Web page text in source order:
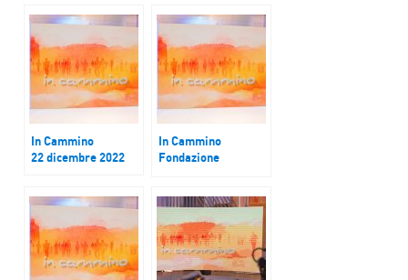
In Cammino
22 dicembre 2022
In Cammino
Fondazione
Venticano (Avellino)
compie 50 anni